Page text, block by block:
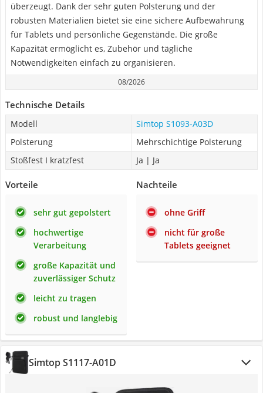
überzeugt. Dank der sehr guten Polsterung und der
robusten Materialien bietet sie eine sichere Aufbewahrung
für Tablets und persönliche Gegenstände. Die große
Kapazität ermöglicht es, Zubehör und tägliche
Notwendigkeiten einfach zu organisieren.
08/2026
Technische Details
Modell
Simtop S1093-A03D
Polsterung
Mehrschichtige Polsterung
Stoßfest I kratzfest
Ja | Ja
Vorteile
sehr gut gepolstert
hochwertige
Verarbeitung
große Kapazität und
zuverlässiger Schutz
leicht zu tragen
robust und langlebig
Nachteile
ohne Griff
nicht für große
Tablets geeignet
Simtop S1117-A01D